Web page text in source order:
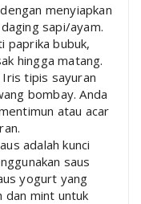
menyiapkan
sapi/ayam.
paprika bubuk,
hingga matang.
Iris tipis sayuran
bombay. Anda
atau acar
adalah kunci
saus
yogurt yang
dan mint untuk